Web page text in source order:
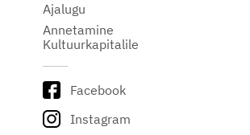
Ajalugu
Annetamine
Kultuurkapitalile
Facebook
Instagram